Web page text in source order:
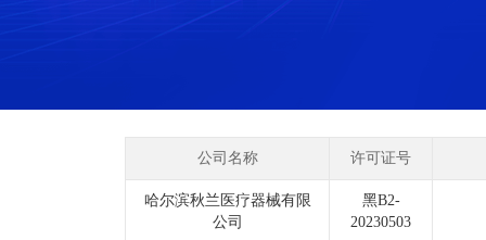
公司名称 许可证号
哈尔滨秋兰医疗器械有限
公司
黑B2-
20230503